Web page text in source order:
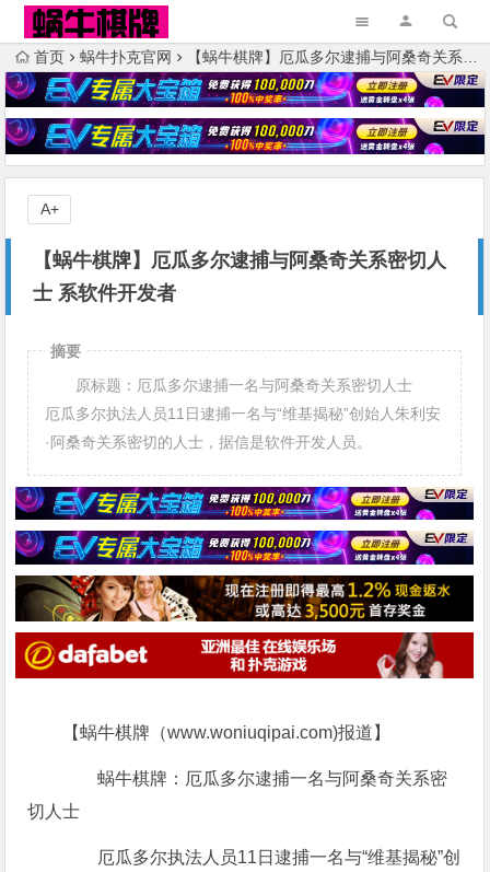
首页 蜗牛扑克官网 【蜗牛棋牌】厄瓜多尔逮捕与阿桑奇关系密切人士 系软件开发者
【蜗牛棋牌】厄瓜多尔逮捕与阿桑奇关系密切人
士 系软件开发者
A+
摘要
原标题：厄瓜多尔逮捕一名与阿桑奇关系密切人士
厄瓜多尔执法人员11日逮捕一名与“维基揭秘”创始人朱利安
·阿桑奇关系密切的人士，据信是软件开发人员。
【蜗牛棋牌（www.woniuqipai.com)报道】
蜗牛棋牌：厄瓜多尔逮捕一名与阿桑奇关系密
切人士
厄瓜多尔执法人员11日逮捕一名与“维基揭秘”创